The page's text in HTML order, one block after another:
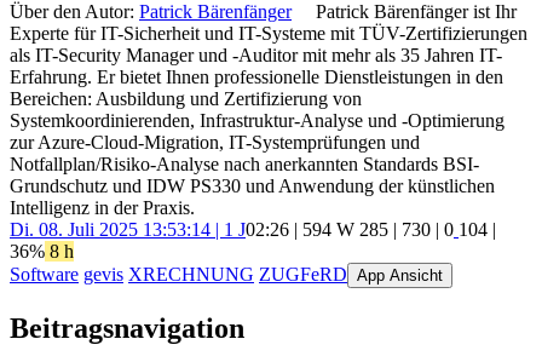
Über den Autor: Patrick Bärenfänger
Patrick Bärenfänger ist Ihr
Experte für IT-Sicherheit und IT-Systeme mit TÜV-Zertifizierungen
als IT-Security Manager und -Auditor mit mehr als 35 Jahren IT-
Erfahrung. Er bietet Ihnen professionelle Dienstleistungen in den
Bereichen: Ausbildung und Zertifizierung von
Systemkoordinierenden, Infrastruktur-Analyse und -Optimierung
zur Azure-Cloud-Migration, IT-Systemprüfungen und
Notfallplan/Risiko-Analyse nach anerkannten Standards BSI-
Grundschutz und IDW PS330 und Anwendung der künstlichen
Intelligenz in der Praxis.
Di. 08. Juli 2025 13:53:14 | 1 J02:26 | 594 W 285 | 730 | 0 104 |
36% 8 h
Software gevis XRECHNUNG ZUGFeRD App Ansicht
Beitragsnavigation